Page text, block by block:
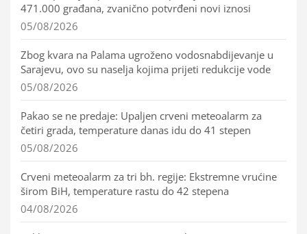
471.000 građana, zvanično potvrđeni novi iznosi
05/08/2026
Zbog kvara na Palama ugroženo vodosnabdijevanje u
Sarajevu, ovo su naselja kojima prijeti redukcije vode
05/08/2026
Pakao se ne predaje: Upaljen crveni meteoalarm za
četiri grada, temperature danas idu do 41 stepen
05/08/2026
Crveni meteoalarm za tri bh. regije: Ekstremne vrućine
širom BiH, temperature rastu do 42 stepena
04/08/2026